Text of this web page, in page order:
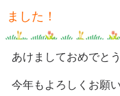
ました！
あけましておめでと
今年もよろしくお願